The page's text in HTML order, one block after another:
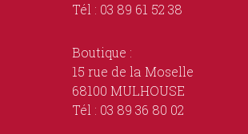
Tél : 03 89 61 52 38
Boutique :
15 rue de la Moselle
68100 MULHOUSE
Tél : 03 89 36 80 02